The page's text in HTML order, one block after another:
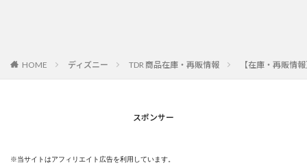
HOME ディズニー TDR 商品在庫・再販情報 【在庫・再販情
スポンサー
※当サイトはアフィリエイト広告を利用しています。